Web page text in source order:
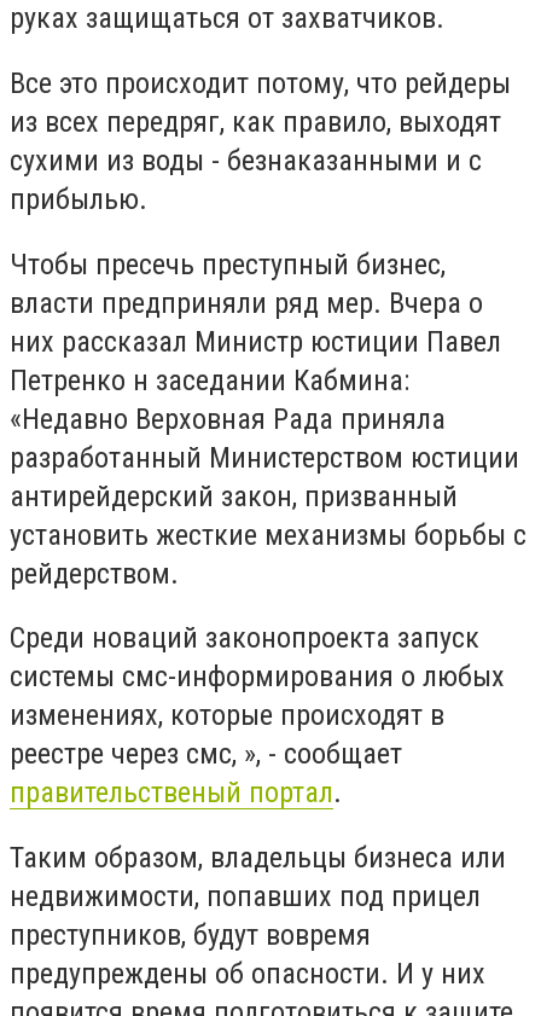
руках защищаться от захватчиков.
Все это происходит потому, что рейдеры
из всех передряг, как правило, выходят
сухими из воды - безнаказанными и с
прибылью.
Чтобы пресечь преступный бизнес,
власти предприняли ряд мер. Вчера о
них рассказал Министр юстиции Павел
Петренко н заседании Кабмина:
«Недавно Верховная Рада приняла
разработанный Министерством юстиции
антирейдерский закон, призванный
установить жесткие механизмы борьбы с
рейдерством.
Среди новаций законопроекта запуск
системы смс-информирования о любых
изменениях, которые происходят в
реестре через смс, », - сообщает
правительственый портал.
Таким образом, владельцы бизнеса или
недвижимости, попавших под прицел
преступников, будут вовремя
предупреждены об опасности. И у них